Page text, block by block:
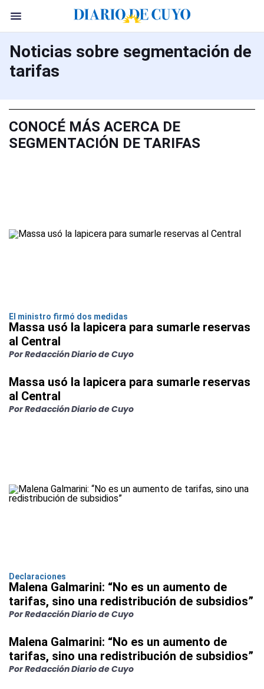
Noticias sobre segmentación de
tarifas
CONOCÉ MÁS ACERCA DE
SEGMENTACIÓN DE TARIFAS
El ministro firmó dos medidas
Massa usó la lapicera para sumarle reservas
al Central
Por Redacción Diario de Cuyo
Massa usó la lapicera para sumarle reservas
al Central
Por Redacción Diario de Cuyo
Declaraciones
Malena Galmarini: “No es un aumento de
tarifas, sino una redistribución de subsidios”
Por Redacción Diario de Cuyo
Malena Galmarini: “No es un aumento de
tarifas, sino una redistribución de subsidios”
Por Redacción Diario de Cuyo